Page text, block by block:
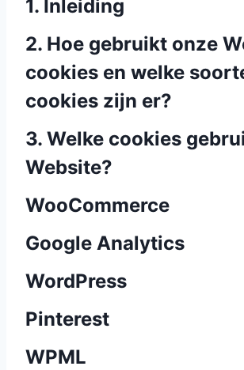
1. Inleiding
2. Hoe gebruikt onze
cookies en welke
cookies zijn er?
3. Welke cookies
Website?
WooCommerce
Google Analytics
WordPress
Pinterest
WPML